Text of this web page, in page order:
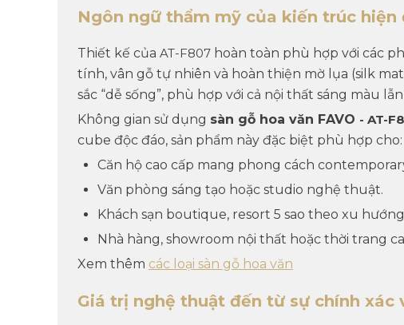
Ngôn ngữ thẩm mỹ của kiến trúc hiện
Thiết kế của AT-F807 hoàn toàn phù hợp với các
tính, vân gỗ tự nhiên và hoàn thiện mờ lụa (silk
sắc “dễ sống”, phù hợp với cả nội thất sáng màu
Không gian sử dụng sàn gỗ hoa văn FAVO - AT-
cube độc đáo, sản phẩm này đặc biệt phù hợp cho:
Căn hộ cao cấp mang phong cách
Văn phòng sáng tạo hoặc studio nghệ thuật.
Khách sạn boutique, resort 5 sao theo xu
Nhà hàng, showroom nội thất hoặc thời trang
Xem thêm các loại sàn gỗ hoa văn
Giá trị nghệ thuật đến từ sự chính xác